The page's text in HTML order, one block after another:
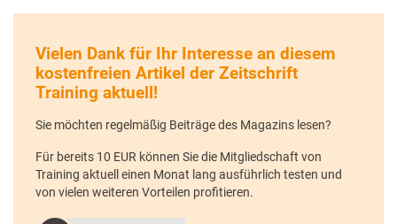
Vielen Dank für Ihr Interesse an diesem
kostenfreien Artikel der Zeitschrift
Training aktuell!
Sie möchten regelmäßig Beiträge des Magazins lesen?
Für bereits 10 EUR können Sie die Mitgliedschaft von
Training aktuell einen Monat lang ausführlich testen und
von vielen weiteren Vorteilen profitieren.